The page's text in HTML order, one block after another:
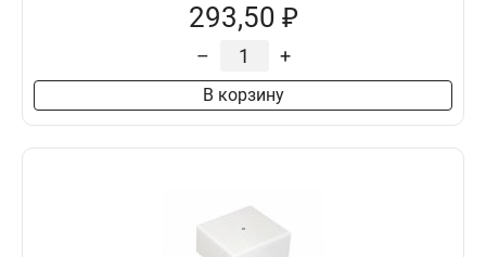
293,50 ₽
– +
В корзину